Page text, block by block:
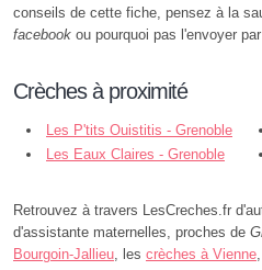
conseils de cette fiche, pensez à la
facebook ou pourquoi pas l'envoyer
Crèches à proximité
Les P'tits Ouistitis - Grenoble
Les Eaux Claires - Grenoble
Retrouvez à travers LesCreches.fr
d'assistante maternelles, proches de
Bourgoin-Jallieu , les crèches à Vienne